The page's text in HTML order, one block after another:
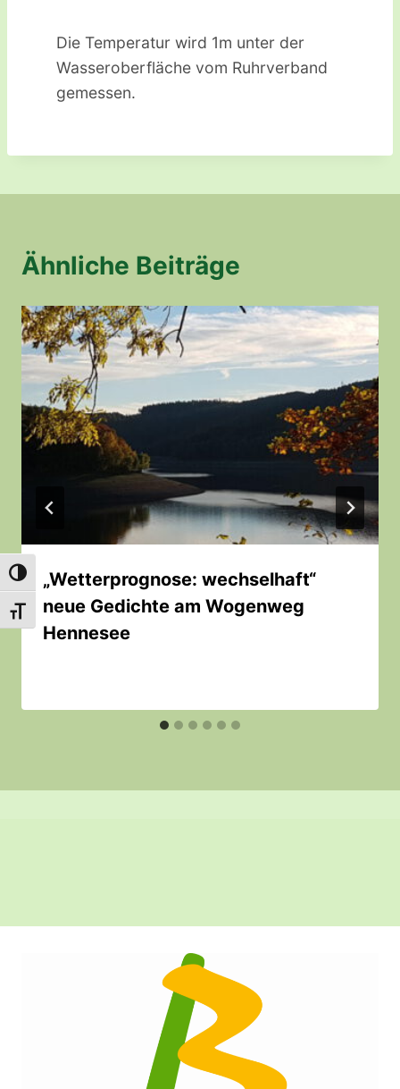
Umschalten auf hohe Kontraste
Schrift vergrößern
Die Temperatur wird 1m unter der
Wasseroberfläche vom Ruhrverband
gemessen.
Ähnliche Beiträge
„Wetterprognose: wechselhaft“
neue Gedichte am Wogenweg
Hennesee